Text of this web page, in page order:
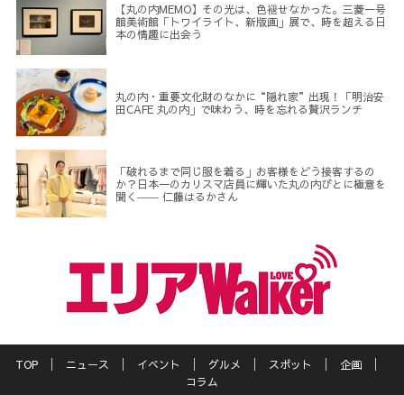
【丸の内MEMO】その光は、色褪せなかった。三菱一号
館美術館「トワイライト、新版画」展で、時を超える日
本の情趣に出会う
丸の内・重要文化財のなかに“隠れ家”出現！「明治安
田CAFE 丸の内」で味わう、時を忘れる贅沢ランチ
「破れるまで同じ服を着る」お客様をどう接客するの
か？日本一のカリスマ店員に輝いた丸の内びとに極意を
聞く―― 仁藤はるかさん
TOP ニュース イベント グルメ スポット
企画
コラム